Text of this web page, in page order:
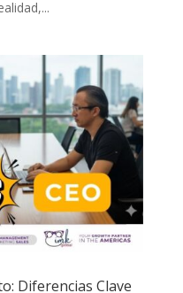
Diferencias Clave